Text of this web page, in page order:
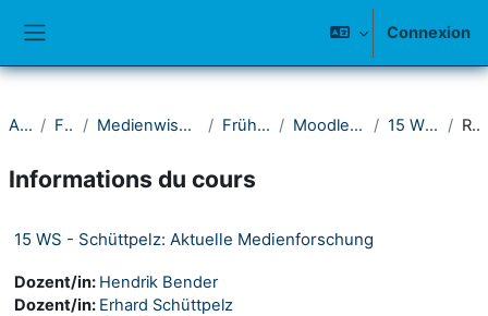
Connexion
Accueil Fakultät I Medienwissenschaftliches Seminar Frühere Semester Moodle-Kurse 2011-2015 15 Wintersemester Résumé
Informations du cours
15 WS - Schüttpelz: Aktuelle Medienforschung
Dozent/in: Hendrik Bender
Dozent/in: Erhard Schüttpelz